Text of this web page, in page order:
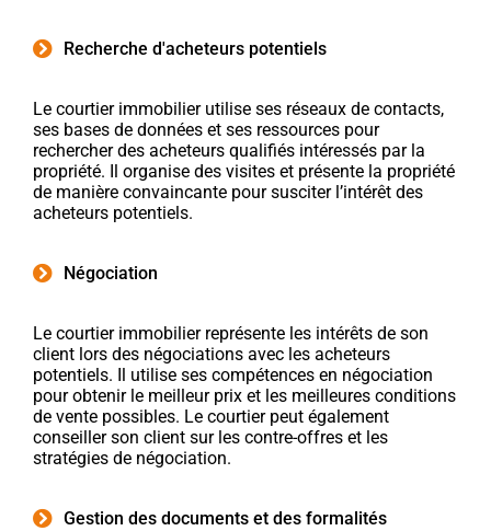
Recherche d'acheteurs potentiels
Le courtier immobilier utilise ses réseaux de contacts,
ses bases de données et ses ressources pour
rechercher des acheteurs qualifiés intéressés par la
propriété. Il organise des visites et présente la propriété
de manière convaincante pour susciter l’intérêt des
acheteurs potentiels.
Négociation
Le courtier immobilier représente les intérêts de son
client lors des négociations avec les acheteurs
potentiels. Il utilise ses compétences en négociation
pour obtenir le meilleur prix et les meilleures conditions
de vente possibles. Le courtier peut également
conseiller son client sur les contre-offres et les
stratégies de négociation.
Gestion des documents et des formalités